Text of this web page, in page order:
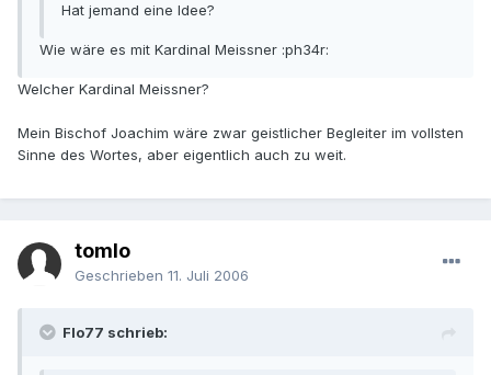
Hat jemand eine Idee?
Wie wäre es mit Kardinal Meissner :ph34r:
Welcher Kardinal Meissner?
Mein Bischof Joachim wäre zwar geistlicher Begleiter im vollsten
Sinne des Wortes, aber eigentlich auch zu weit.
tomlo
Geschrieben 11. Juli 2006
Flo77 schrieb: